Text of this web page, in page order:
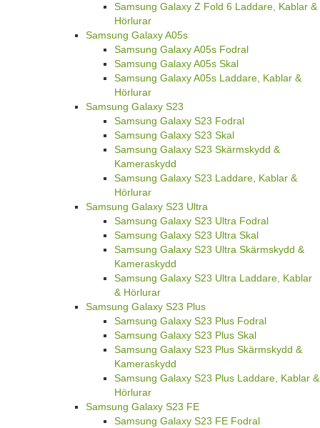
Samsung Galaxy Z Fold 6 Laddare, Kablar &
Hörlurar
Samsung Galaxy A05s
Samsung Galaxy A05s Fodral
Samsung Galaxy A05s Skal
Samsung Galaxy A05s Laddare, Kablar &
Hörlurar
Samsung Galaxy S23
Samsung Galaxy S23 Fodral
Samsung Galaxy S23 Skal
Samsung Galaxy S23 Skärmskydd &
Kameraskydd
Samsung Galaxy S23 Laddare, Kablar &
Hörlurar
Samsung Galaxy S23 Ultra
Samsung Galaxy S23 Ultra Fodral
Samsung Galaxy S23 Ultra Skal
Samsung Galaxy S23 Ultra Skärmskydd &
Kameraskydd
Samsung Galaxy S23 Ultra Laddare, Kablar
& Hörlurar
Samsung Galaxy S23 Plus
Samsung Galaxy S23 Plus Fodral
Samsung Galaxy S23 Plus Skal
Samsung Galaxy S23 Plus Skärmskydd &
Kameraskydd
Samsung Galaxy S23 Plus Laddare, Kablar &
Hörlurar
Samsung Galaxy S23 FE
Samsung Galaxy S23 FE Fodral